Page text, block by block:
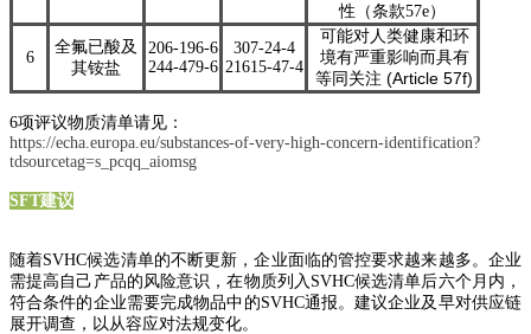
性（条款57e）
6
全氟已酸及
其铵盐
206-196-6
244-479-6
307-24-4
21615-47-4
可能对人类健康和环
境有严重影响而具有
等同关注 (Article 57f)
6项评议物质清单请见：
https://echa.europa.eu/substances-of-very-high-concern-identification?
tdsourcetag=s_pcqq_aiomsg
SFT建议
随着SVHC候选清单的不断更新，企业面临的管控要求越来越多。企业
需提高自己产品的风险意识，在物质列入SVHC候选清单后六个月内，
符合条件的企业需要完成物品中的SVHC通报。建议企业及早对供应链
展开调查，以从容应对法规变化。